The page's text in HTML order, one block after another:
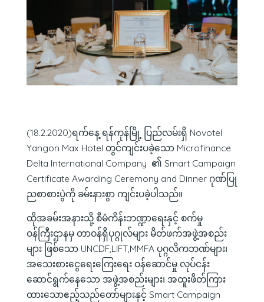
(18.2.2020)ရက်နေ့ ရန်ကုန်မြို့ ပြည်လမ်းရှိ Novotel
Yangon Max Hotel တွင်ကျင်းပခဲ့သော Microfinance
Delta International Company ၏ Smart Campaign
Certificate Awarding Ceremony and Dinner ဂုဏ်ပြု
ညစာစားပွဲကို ခမ်းနားစွာ ကျင်းပခဲ့ပါသည်။
ထိုအခမ်းအနားသို့ စီမံကိန်းဘဏ္ဍာရေးနှင့် စက်မှု
ဝန်ကြီးဌာနမှ တာဝန်ရှိပုဂ္ဂုလ်များ မိတ်ဖက်အဖွဲ့အစည်း
များ ဖြစ်သော UNCDF,LIFT,MMFA ပုဂ္ဂလိကဘဏ်များ၊
အသေးစားငွေရေးကြေးရေး ဝန်ဆောင်မှု လုပ်ငန်း
ဆောင်ရွက်နေသော အဖွဲ့အစည်းများ၊ အထူးဖိတ်ကြား
ထားသောဧည့်သည်တော်များနှင့် Smart Campaign